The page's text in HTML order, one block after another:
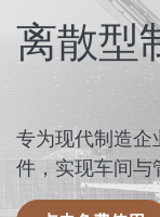
离散型
专为现代制造企
件，实现车间与